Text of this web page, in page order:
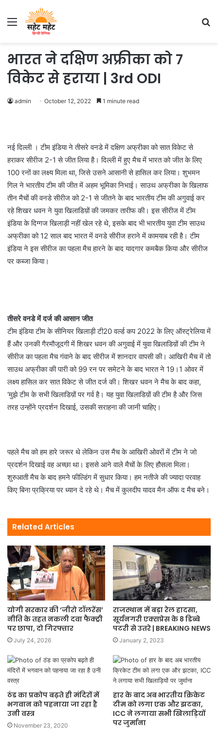
Menu
भारत ने दक्षिण अफ्रीका को 7
विकेट से हराया | 3rd ODI
admin October 12, 2022 1 minute read
नई दिल्ली । टीम इंडिया ने तीसरे वनडे में दक्षिण अफ्रीका को सात विकेट से
हराकर सीरीज 2-1 से जीत लिया है। दिल्ली में हुए मैच में भारत को जीत के लिए
100 रनों का लक्ष्य मिला था, जिसे उसने आसानी से हासिल कर लिया। शुभमन
गिल ने भारतीय टीम की जीत में अहम भूमिका निभाई। साउथ अफ्रीका के खिलाफ
तीन मैचों की वनडे सीरीज को 2-1 से जीतने के बाद भारतीय टीम की अगुवाई कर
रहे शिखर धवन ने युवा खिलाडिय़ों की जमकर तारीफ की। इस सीरीज में टीम
इंडिया के दिग्गज खिलाड़ी नहीं खेल रहे थे, इसके बाद भी भारतीय युवा टीम साउथ
अफ्रीका को 12 साल बाद भारत में वनडे सीरीज हराने में कामयाब रही है। टीम
इंडिया ने इस सीरीज का पहला मैच हारने के बाद यादगार कमबैक किया और सीरीज
पर कब्जा किया।
तीसरे वनडे में दर्ज की आसान जीत
टीम इंडिया टीम के सीनियर खिलाड़ी टी20 वर्ल्ड कप 2022 के लिए ऑस्ट्रेलिया में
हैं और उनकी गैरमौजूदगी में शिखर धवन की अगुवाई में युवा खिलाडिय़ों की टीम ने
सीरीज का पहला मैच गंवाने के बाद सीरीज में शानदार वापसी की। आखिरी मैच में तो
साउथ अफ्रीका की पारी को 99 रन पर समेटने के बाद भारत ने 19।1 ओवर में
लक्ष्य हासिल कर सात विकेट से जीत दर्ज की। शिखर धवन ने मैच के बाद कहा,
‘मुझे टीम के सभी खिलाडिय़ों पर गर्व है। यह युवा खिलाडिय़ों की टीम है और जिस
तरह उन्होंने प्रदर्शन दिखाई, उसकी सराहना की जानी चाहिए।
पहले मैच को हम हारे जरूर थे लेकिन उस मैच के आखिरी ओवरों में टीम ने जो
प्रदर्शन दिखाई वह अच्छा था। इससे आने वाले मैचों के लिए हौसला मिला।
शुरुआती मैच के बाद हमने फील्डिंग में सुधार किया। हम नतीजे की ज्यादा परवाह
किए बिना प्रक्रिया पर ध्यान दे रहे थे। मैच में कुलदीप यादव मैन ऑफ द मैच बने।
Related Articles
योगी सरकार की ‘जीरो टॉलरेंस’
नीति के तहत नकली दवा फैक्ट्री
पर छापा, दो गिरफ्तार
July 24, 2026
राजस्थान में बड़ा रेल हादसा,
सूर्यनगरी एक्सप्रेस के 8 डिब्बे
पटरी से उतरे | BREAKING NEWS
January 2, 2023
ठंड का प्रकोप बढ़ते ही मंदिरों में
भगवान को पहनाया जा रहा है
उनी वस्त्र
November 23, 2020
हार के बाद अब भारतीय क्रिकेट
टीम को लगा एक और झटका,
ICC ने लगाया सभी खिलाड़ियों
पर जुर्माना